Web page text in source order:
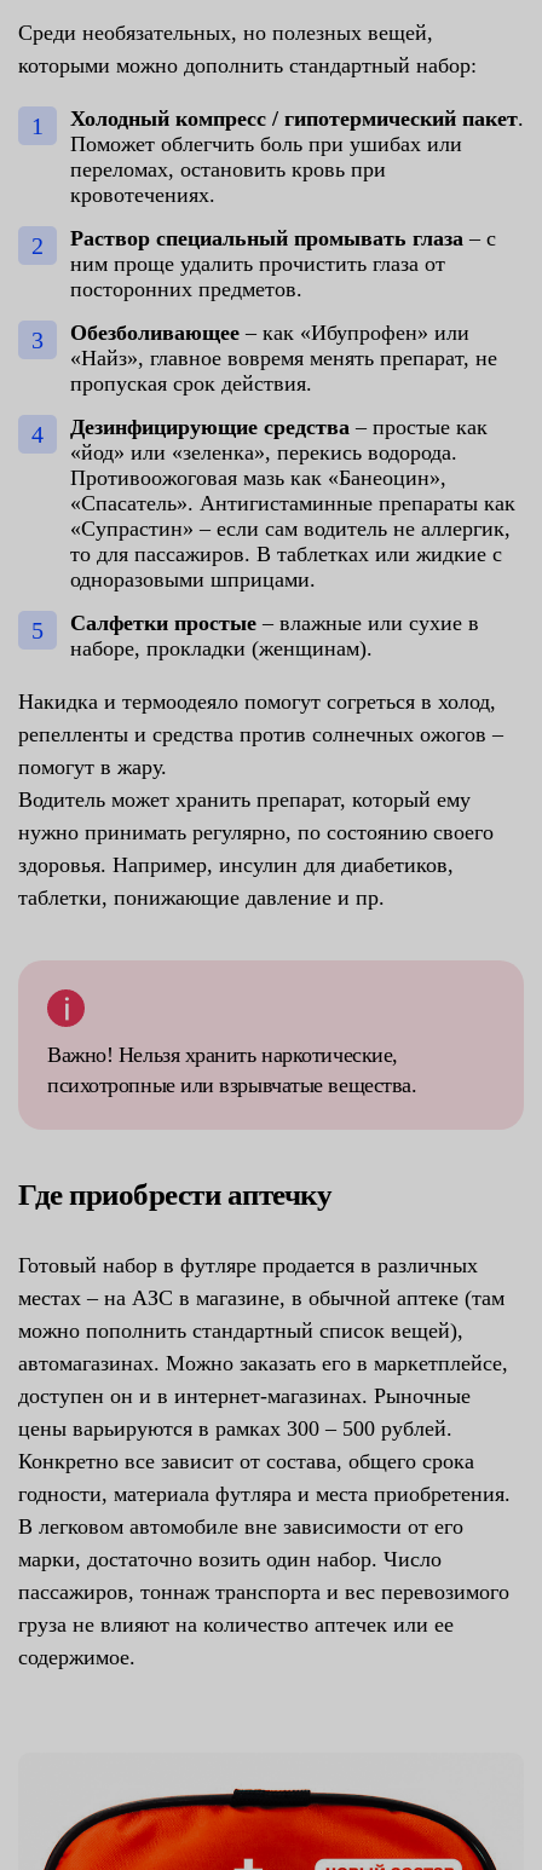
Среди необязательных, но полезных вещей,
которыми можно дополнить стандартный набор:
Холодный компресс / гипотермический пакет.
Поможет облегчить боль при ушибах или
переломах, остановить кровь при
кровотечениях.
Раствор специальный промывать глаза – с
ним проще удалить прочистить глаза от
посторонних предметов.
Обезболивающее – как «Ибупрофен» или
«Найз», главное вовремя менять препарат, не
пропуская срок действия.
Дезинфицирующие средства – простые как
«йод» или «зеленка», перекись водорода.
Противоожоговая мазь как «Банеоцин»,
«Спасатель». Антигистаминные препараты как
«Супрастин» – если сам водитель не аллергик,
то для пассажиров. В таблетках или жидкие с
одноразовыми шприцами.
Салфетки простые – влажные или сухие в
наборе, прокладки (женщинам).
Накидка и термоодеяло помогут согреться в холод,
репелленты и средства против солнечных ожогов –
помогут в жару.
Водитель может хранить препарат, который ему
нужно принимать регулярно, по состоянию своего
здоровья. Например, инсулин для диабетиков,
таблетки, понижающие давление и пр.
Важно! Нельзя хранить наркотические,
психотропные или взрывчатые вещества.
Где приобрести аптечку
Готовый набор в футляре продается в различных
местах – на АЗС в магазине, в обычной аптеке (там
можно пополнить стандартный список вещей),
автомагазинах. Можно заказать его в маркетплейсе,
доступен он и в интернет-магазинах. Рыночные
цены варьируются в рамках 300 – 500 рублей.
Конкретно все зависит от состава, общего срока
годности, материала футляра и места приобретения.
В легковом автомобиле вне зависимости от его
марки, достаточно возить один набор. Число
пассажиров, тоннаж транспорта и вес перевозимого
груза не влияют на количество аптечек или ее
содержимое.